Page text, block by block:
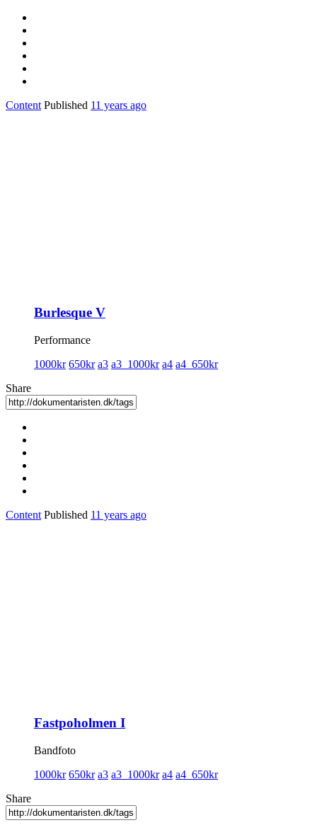
Content Published 11 years ago
Burlesque V
Performance
1000kr 650kr a3 a3_1000kr a4 a4_650kr
Share
Content Published 11 years ago
Fastpoholmen I
Bandfoto
1000kr 650kr a3 a3_1000kr a4 a4_650kr
Share